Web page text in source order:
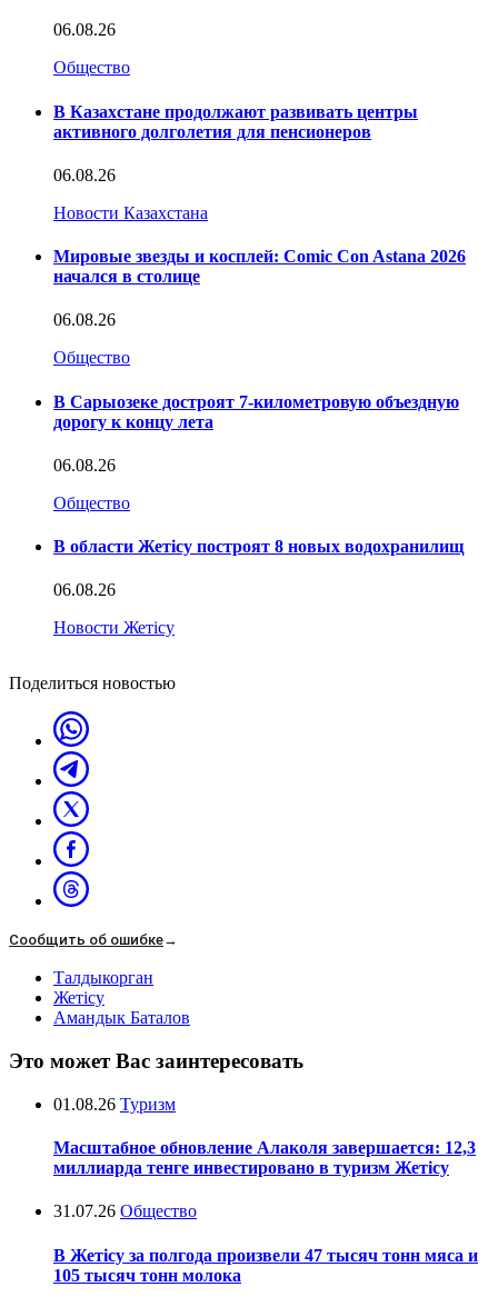
06.08.26
Общество
В Казахстане продолжают развивать центры
активного долголетия для пенсионеров
06.08.26
Новости Казахстана
Мировые звезды и косплей: Comic Con Astana 2026
начался в столице
06.08.26
Общество
В Сарыозеке достроят 7-километровую объездную
дорогу к концу лета
06.08.26
Общество
В области Жетісу построят 8 новых водохранилищ
06.08.26
Новости Жетісу
Поделиться новостью
Сообщить об ошибке→
Талдыкорган
Жетісу
Амандык Баталов
Это может Вас заинтересовать
01.08.26 Туризм
Масштабное обновление Алаколя завершается: 12,3
миллиарда тенге инвестировано в туризм Жетісу
31.07.26 Общество
В Жетісу за полгода произвели 47 тысяч тонн мяса и
105 тысяч тонн молока